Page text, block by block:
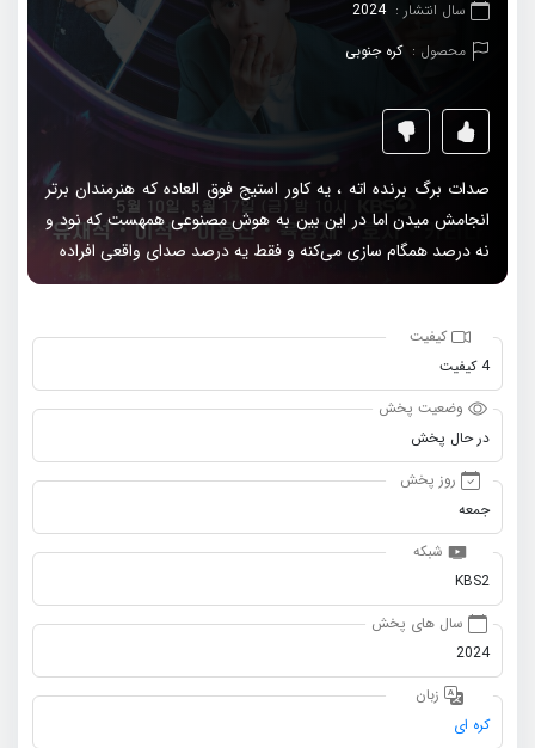
سال انتشار : 2024
محصول : کره جنوبی
صدات برگ برنده اته ، یه کاور استیج فوق العاده که هنرمندان برتر
انجامش میدن اما در این بین به هوش مصنوعی همهست که نود و
نه درصد همگام سازی می‌کنه و فقط یه درصد صدای واقعی افراده
کیفیت
4 کیفیت
وضعیت پخش
در حال پخش
روز پخش
جمعه
شبکه
KBS2
سال های پخش
2024
زبان
کره ای